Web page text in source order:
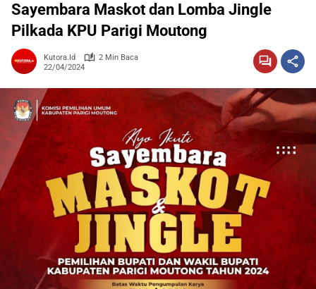
Sayembara Maskot dan Lomba Jingle
Pilkada KPU Parigi Moutong
Kutora.id
2 Min Baca
22/04/2024